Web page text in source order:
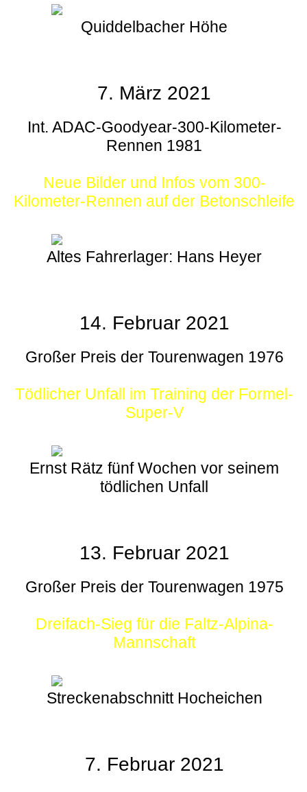
Quiddelbacher Höhe
7. März 2021
Int. ADAC-Goodyear-300-Kilometer-
Rennen 1981
Neue Bilder und Infos vom 300-
Kilometer-Rennen auf der Betonschleife
Altes Fahrerlager: Hans Heyer
14. Februar 2021
Großer Preis der Tourenwagen 1976
Tödlicher Unfall im Training der Formel-
Super-V
Ernst Rätz fünf Wochen vor seinem
tödlichen Unfall
13. Februar 2021
Großer Preis der Tourenwagen 1975
Dreifach-Sieg für die Faltz-Alpina-
Mannschaft
Streckenabschnitt Hocheichen
7. Februar 2021